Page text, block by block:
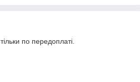
по передоплаті.